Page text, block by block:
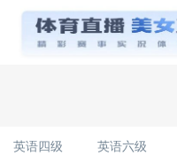
英语四级 英语六级